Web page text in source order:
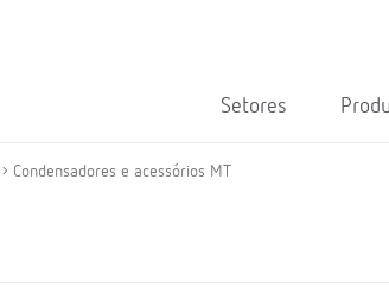
Setores
Condensadores e acessórios MT